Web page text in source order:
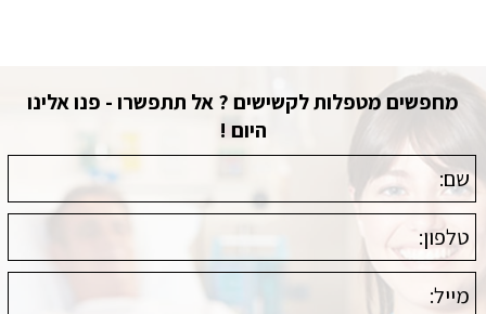
מחפשים מטפלות לקשישים ? אל תתפשרו - פנו אלינו
היום !